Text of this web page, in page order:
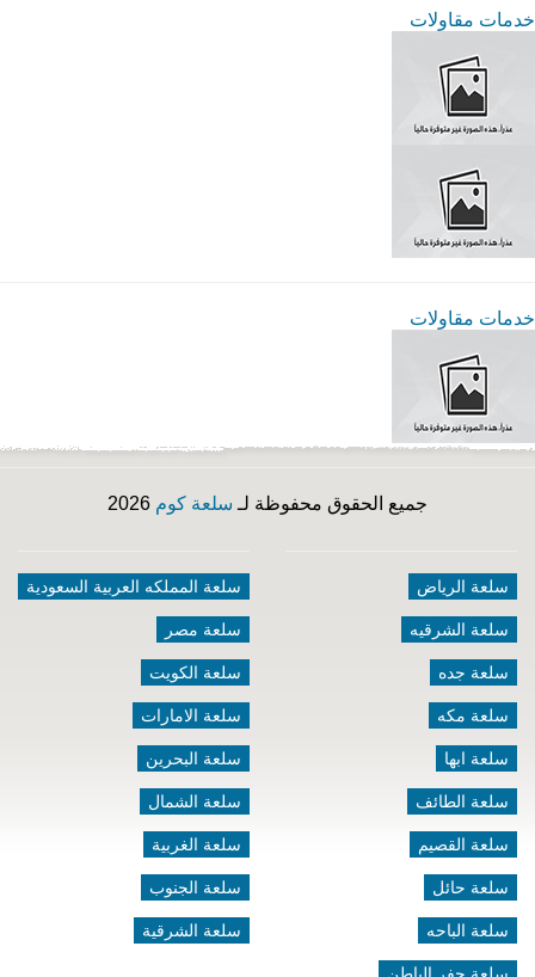
خدمات مقاولات
خدمات مقاولات
جميع الحقوق محفوظة لـ سلعة كوم
سلعة الرياض
سلعة الشرقيه
سلعة جده
سلعة مكه
سلعة ابها
سلعة الطائف
سلعة القصيم
سلعة حائل
سلعة الباحه
سلعة المملكه العربية السعودية
سلعة مصر
سلعة الكويت
سلعة الامارات
سلعة البحرين
سلعة الشمال
سلعة الغربية
سلعة الجنوب
سلعة الشرقية